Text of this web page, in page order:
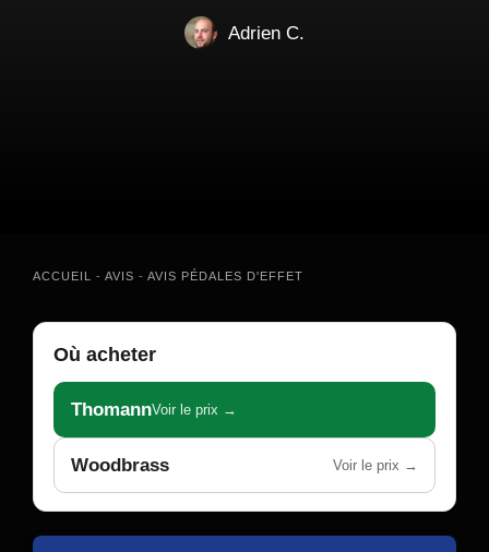
Adrien C.
ACCUEIL - AVIS - AVIS PÉDALES D'EFFET
Où acheter
ThomannVoir le prix →
Woodbrass Voir le prix →